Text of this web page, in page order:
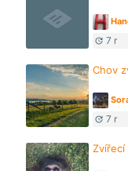
update 7 r
Chov
update 7 r
Zvířecí